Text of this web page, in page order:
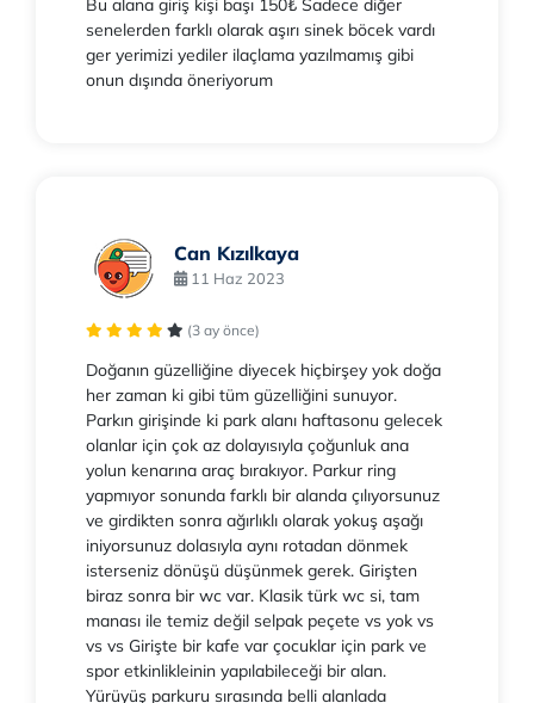
Bu alana giriş kişi başı 150₺ Sadece diğer
senelerden farklı olarak aşırı sinek böcek vardı
ger yerimizi yediler ilaçlama yazılmamış gibi
onun dışında öneriyorum
Can Kızılkaya
11 Haz 2023
(3 ay önce)
Doğanın güzelliğine diyecek hiçbirşey yok doğa
her zaman ki gibi tüm güzelliğini sunuyor.
Parkın girişinde ki park alanı haftasonu gelecek
olanlar için çok az dolayısıyla çoğunluk ana
yolun kenarına araç bırakıyor. Parkur ring
yapmıyor sonunda farklı bir alanda çılıyorsunuz
ve girdikten sonra ağırlıklı olarak yokuş aşağı
iniyorsunuz dolasıyla aynı rotadan dönmek
isterseniz dönüşü düşünmek gerek. Girişten
biraz sonra bir wc var. Klasik türk wc si, tam
manası ile temiz değil selpak peçete vs yok vs
vs vs Girişte bir kafe var çocuklar için park ve
spor etkinlikleinin yapılabileceği bir alan.
Yürüyüş parkuru sırasında belli alanlada